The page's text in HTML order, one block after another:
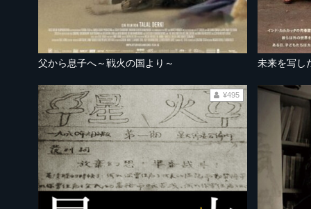
父から息子へ～戦火の国より～ 未来を写し
¥495